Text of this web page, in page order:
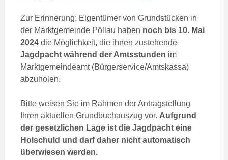
Zur Erinnerung: Eigentümer von Grundstücken in
der Marktgemeinde Pöllau haben noch bis 10. Mai
2024 die Möglichkeit, die ihnen zustehende
Jagdpacht während der Amtsstunden im
Marktgemeindeamt (Bürgerservice/Amtskassa)
abzuholen.
Bitte weisen Sie im Rahmen der Antragstellung
Ihren aktuellen Grundbuchauszug vor. Aufgrund
der gesetzlichen Lage ist die Jagdpacht eine
Holschuld und darf daher nicht automatisch
überwiesen werden.